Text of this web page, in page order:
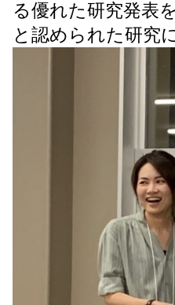
る優れた研究発表
と認められた研究